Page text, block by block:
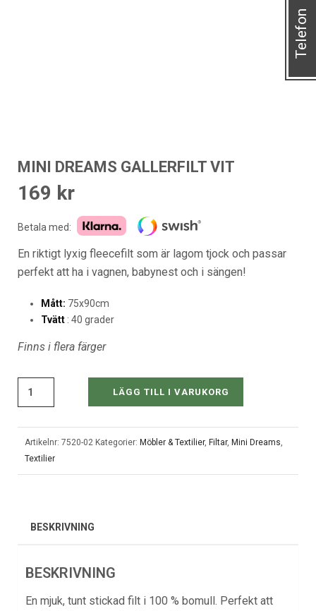
MINI DREAMS GALLERFILT VIT
169 kr
Betala med:
En riktigt lyxig fleecefilt som är lagom tjock och passar
perfekt att ha i vagnen, babynest och i sängen!
Mått: 75x90cm
Tvätt: 40 grader
Finns i flera färger
LÄGG TILL I VARUKORG
Artikelnr: 7520-02 Kategorier: Möbler & Textilier, Filtar, Mini Dreams
Textilier
BESKRIVNING
BESKRIVNING
En mjuk, tunt stickad filt i 100 % bomull. Perfekt att
Telefon